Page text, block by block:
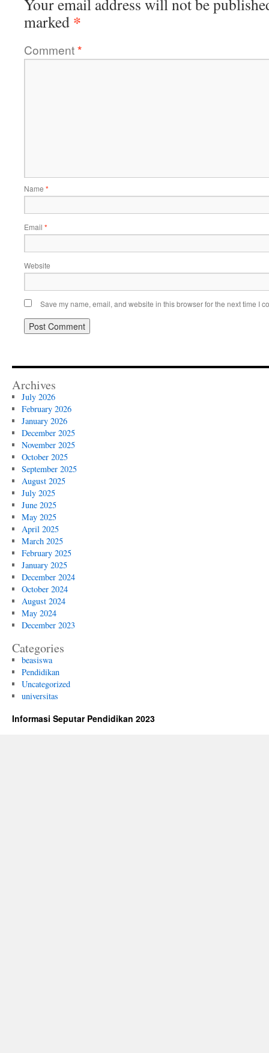
Your email address will not be
marked *
Comment*
Name *
Email *
Website
Save my name, email, and website in this browser for the next time I
Archives
July 2026
February 2026
January 2026
December 2025
November 2025
October 2025
September 2025
August 2025
July 2025
June 2025
May 2025
April 2025
March 2025
February 2025
January 2025
December 2024
October 2024
August 2024
May 2024
December 2023
Categories
beasiswa
Pendidikan
Uncategorized
universitas
Informasi Seputar Pendidikan 2023